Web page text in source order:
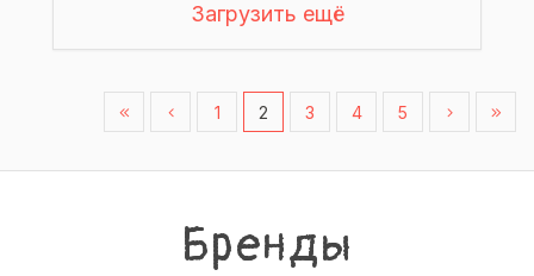
Загрузить ещё
1 2 3 4 5
Бренды